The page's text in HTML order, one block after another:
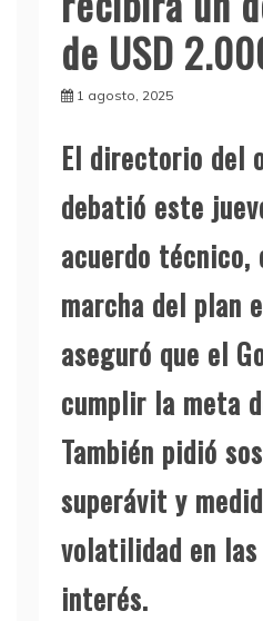
de USD
1 agosto, 2025
El directorio del
debatió este
acuerdo
marcha del plan
aseguró que el
cumplir la meta
También pidió
superávit y
volatilidad en
interés.